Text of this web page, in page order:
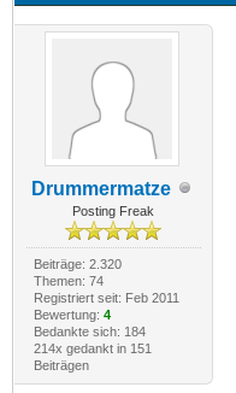
Drummermatze
Posting Freak
Beiträge: 2.320
Themen: 74
Registriert seit: Feb 2011
Bewertung: 4
Bedankte sich: 184
214x gedankt in 151
Beiträgen